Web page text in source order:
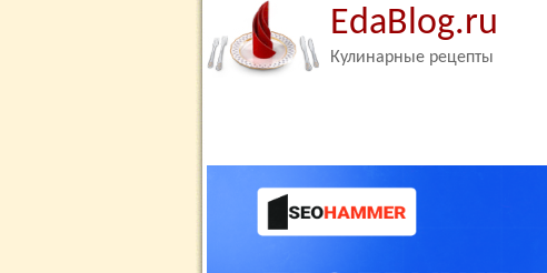
EdaBlog.ru
Кулинарные рецепты